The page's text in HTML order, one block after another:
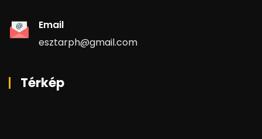
Email
esztarph@gmail.com
Térkép